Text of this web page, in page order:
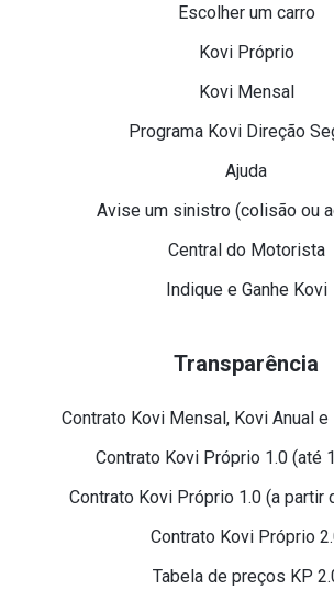
Escolher um carro
Kovi Próprio
Kovi Mensal
Programa Kovi Direção
Ajuda
Avise um sinistro (colisão ou
Central do Motorista
Indique e Ganhe Kovi
Transparência
Contrato Kovi Mensal, Kovi Anual
Contrato Kovi Próprio 1.0 (até
Contrato Kovi Próprio 1.0 (a partir
Contrato Kovi Próprio
Tabela de preços KP